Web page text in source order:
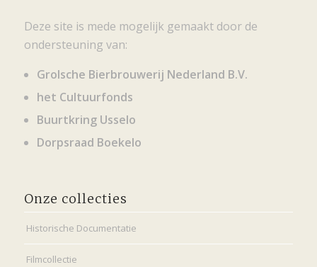
Deze site is mede mogelijk gemaakt door de
ondersteuning van:
Grolsche Bierbrouwerij Nederland B.V.
het Cultuurfonds
Buurtkring Usselo
Dorpsraad Boekelo
Onze collecties
Historische Documentatie
Filmcollectie